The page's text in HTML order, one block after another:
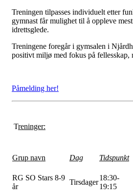
Treningen tilpasses individuelt etter
gymnast får mulighet til å oppleve
idrettsglede.
Treningene foregår i gymsalen i
positivt miljø med fokus på fellesskap,
Påmelding her!
Treninger:
Grup navn Dag Tidspunkt
RG SO Stars 8-9
år
Tirsdager
18:30-
19:15